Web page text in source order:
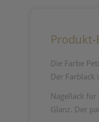
Die Farbe
Der Farblack
Nagellack
Glanz. Der